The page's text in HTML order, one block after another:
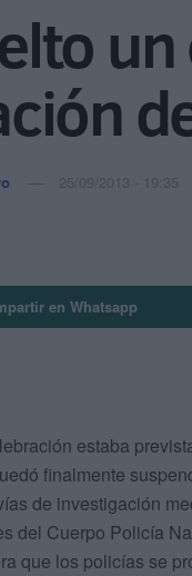
25/09/2013 - 19:35
en Whatsapp
estaba
finalmente
de investigación
del Cuerpo Policía
que los policías se